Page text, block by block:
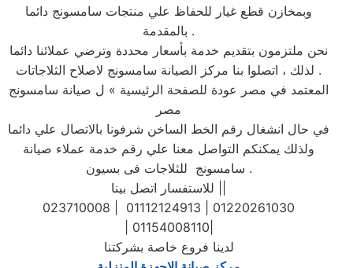
وبمخازن قطع غيار للحفاظ علي منتجات سامسونج دائما
بالمقدمة .
نحن ملتزمون بتقديم خدمة بأسعار محددة وترضي عملائنا دائما
. لذلك ، اتصلوا بنا مركز الصيانة سامسونج لاصلاح الثلاجاتات
المعتمد في مصر عودة للصفحة الرئيسية » ل صيانة سامسونج
مصر
في حال انشغال رقم الخط الساخن شرفونا بالاتصال علي دائما
ولذلك يمكنكم التواصل معنا علي رقم خدمة عملاء صيانة
سامسونج للثلاجات فى بسيون .
023710008 | 01112124913 | 01220261030
| 01154008110|
لدينا فروع خاصة بشركتنا